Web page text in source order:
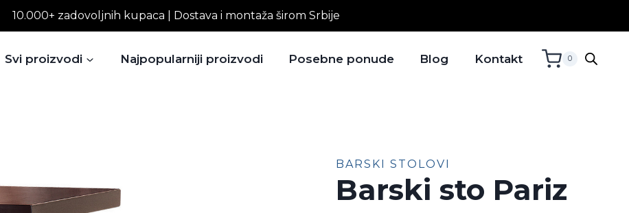
10.000+ zadovoljnih kupaca | Dostava i montaža širom Srbije
Svi proizvodi Najpopularniji proizvodi Posebne ponude Blog Kontakt 0
BARSKI STOLOVI
Barski sto Pariz